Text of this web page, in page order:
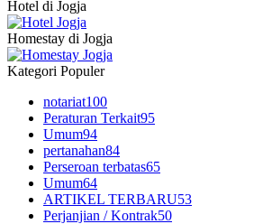
Hotel di Jogja
Homestay di Jogja
Kategori Populer
notariat100
Peraturan Terkait95
Umum94
pertanahan84
Perseroan terbatas65
Umum64
ARTIKEL TERBARU53
Perjanjian / Kontrak50